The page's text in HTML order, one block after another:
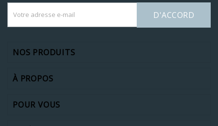
D'ACCORD
NOS PRODUITS
À PROPOS
POUR VOUS